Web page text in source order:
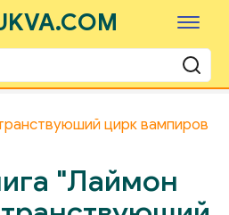
цирк вампиров
"Лаймон